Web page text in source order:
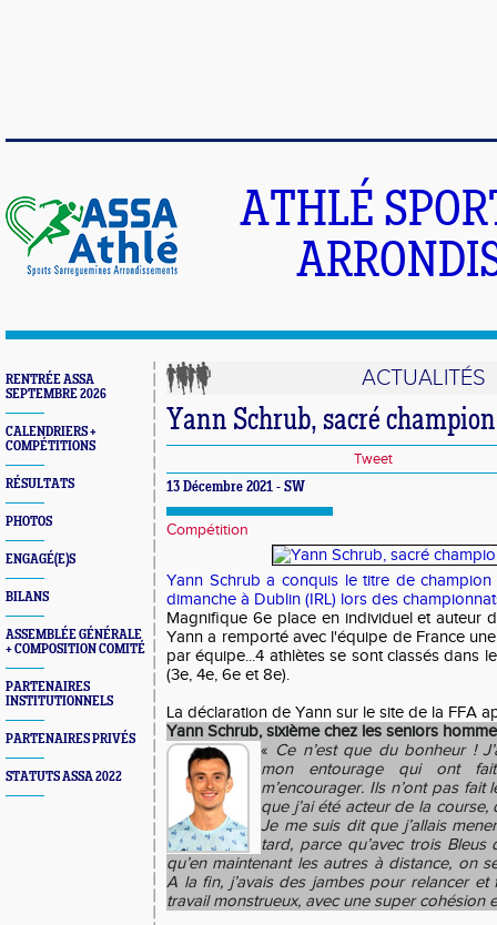
ATHLÉ
RENTRÉE ASSA
SEPTEMBRE 2026
CALENDRIERS +
COMPÉTITIONS
RÉSULTATS
PHOTOS
ENGAGÉ(E)S
BILANS
ASSEMBLÉE GÉNÉRALE
+ COMPOSITION COMITÉ
PARTENAIRES
INSTITUTIONNELS
PARTENAIRES PRIVÉS
STATUTS ASSA 2022
ACTUALITÉS
Yann Schrub, sacré
Tweet
13 Décembre 2021 - SW
Compétition
Yann Schrub a conquis le titre de
dimanche à Dublin (IRL) lors des
Magnifique 6e place en individuel et auteur
Yann a remporté avec l'équipe de France
par équipe...4 athlètes se sont classés dans
(3e, 4e, 6e et 8e).
La déclaration de Yann sur le site de la FFA
Yann Schrub, sixième chez les seniors
« Ce n’est que du bonheur !
mon entourage qui ont
m’encourager. Ils n’ont pas
que j’ai été acteur de la
Je me suis dit que j’allais
tard, parce qu’avec trois
qu’en maintenant les autres à distance, on
A la fin, j’avais des jambes pour relancer et
travail monstrueux, avec une super cohésion